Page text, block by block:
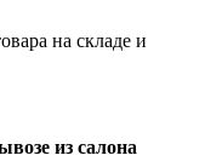
на складе и
из салона